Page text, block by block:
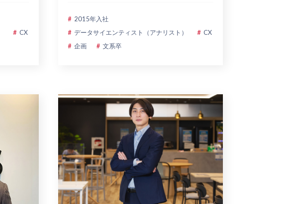
CX
2015年入社
データサイエンティスト（アナリスト）
CX
企画
文系卒